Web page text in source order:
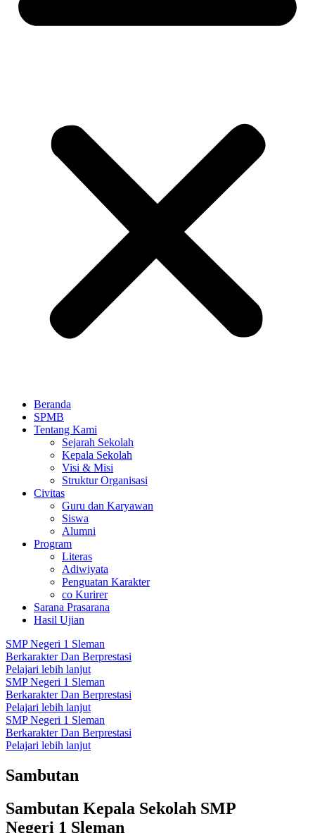
Beranda
SPMB
Tentang Kami
Sejarah Sekolah
Kepala Sekolah
Visi & Misi
Struktur Organisasi
Civitas
Guru dan Karyawan
Siswa
Alumni
Program
Literas
Adiwiyata
Penguatan Karakter
co Kurirer
Sarana Prasarana
Hasil Ujian
SMP Negeri 1 Sleman
Berkarakter Dan Berprestasi
Pelajari lebih lanjut
SMP Negeri 1 Sleman
Berkarakter Dan Berprestasi
Pelajari lebih lanjut
SMP Negeri 1 Sleman
Berkarakter Dan Berprestasi
Pelajari lebih lanjut
Sambutan
Sambutan Kepala Sekolah SMP
Negeri 1 Sleman